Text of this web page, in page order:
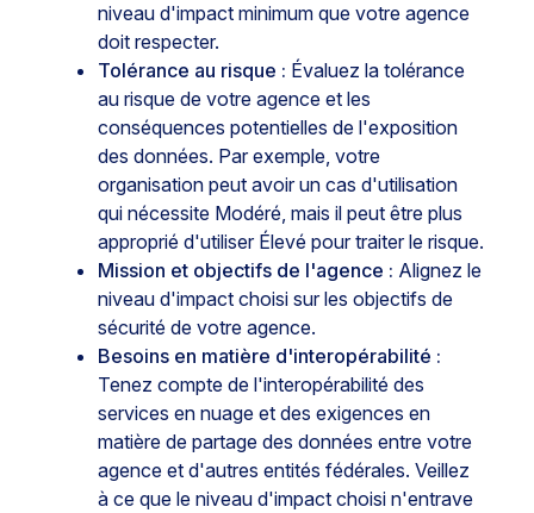
niveau d'impact minimum que votre agence
doit respecter.
Tolérance au risque : Évaluez la tolérance
au risque de votre agence et les
conséquences potentielles de l'exposition
des données. Par exemple, votre
organisation peut avoir un cas d'utilisation
qui nécessite Modéré, mais il peut être plus
approprié d'utiliser Élevé pour traiter le risque.
Mission et objectifs de l'agence : Alignez le
niveau d'impact choisi sur les objectifs de
sécurité de votre agence.
Besoins en matière d'interopérabilité :
Tenez compte de l'interopérabilité des
services en nuage et des exigences en
matière de partage des données entre votre
agence et d'autres entités fédérales. Veillez
à ce que le niveau d'impact choisi n'entrave